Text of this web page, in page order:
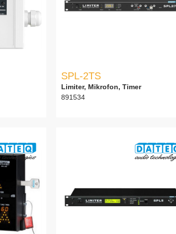
SPL-2TS
Limiter, Mikrofon, Timer
891534